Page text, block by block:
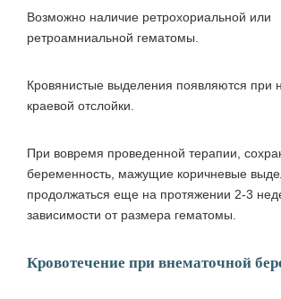
Возможно наличие ретрохориальной или
ретроамниальной гематомы.
Кровянистые выделения появляются при
краевой отслойки.
При вовремя проведенной терапии,
беременность, мажущие коричневые
продолжаться еще на протяжении 2-3
зависимости от размера гематомы.
Кровотечение при внематочной